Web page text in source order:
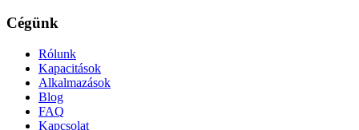
Cégünk
Rólunk
Kapacitások
Alkalmazások
Blog
FAQ
Kapcsolat